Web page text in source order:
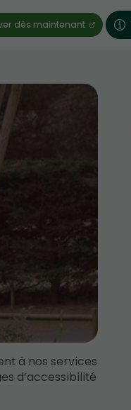
dès maintenant
à nos services
d’accessibilité